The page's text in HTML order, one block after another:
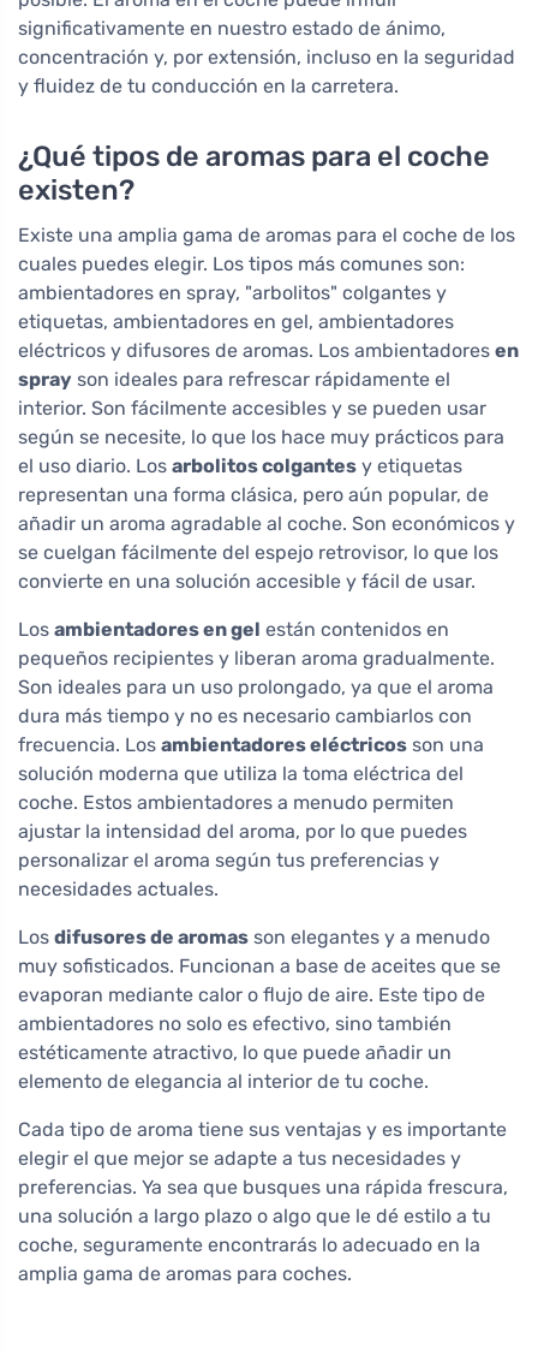
significativamente en nuestro estado de ánimo,
concentración y, por extensión, incluso en la seguridad
y fluidez de tu conducción en la carretera.
¿Qué tipos de aromas para el coche
existen?
Existe una amplia gama de aromas para el coche de los
cuales puedes elegir. Los tipos más comunes son:
ambientadores en spray, "arbolitos" colgantes y
etiquetas, ambientadores en gel, ambientadores
eléctricos y difusores de aromas. Los ambientadores en
spray son ideales para refrescar rápidamente el
interior. Son fácilmente accesibles y se pueden usar
según se necesite, lo que los hace muy prácticos para
el uso diario. Los arbolitos colgantes y etiquetas
representan una forma clásica, pero aún popular, de
añadir un aroma agradable al coche. Son económicos y
se cuelgan fácilmente del espejo retrovisor, lo que los
convierte en una solución accesible y fácil de usar.
Los ambientadores en gel están contenidos en
pequeños recipientes y liberan aroma gradualmente.
Son ideales para un uso prolongado, ya que el aroma
dura más tiempo y no es necesario cambiarlos con
frecuencia. Los ambientadores eléctricos son una
solución moderna que utiliza la toma eléctrica del
coche. Estos ambientadores a menudo permiten
ajustar la intensidad del aroma, por lo que puedes
personalizar el aroma según tus preferencias y
necesidades actuales.
Los difusores de aromas son elegantes y a menudo
muy sofisticados. Funcionan a base de aceites que se
evaporan mediante calor o flujo de aire. Este tipo de
ambientadores no solo es efectivo, sino también
estéticamente atractivo, lo que puede añadir un
elemento de elegancia al interior de tu coche.
Cada tipo de aroma tiene sus ventajas y es importante
elegir el que mejor se adapte a tus necesidades y
preferencias. Ya sea que busques una rápida frescura,
una solución a largo plazo o algo que le dé estilo a tu
coche, seguramente encontrarás lo adecuado en la
amplia gama de aromas para coches.